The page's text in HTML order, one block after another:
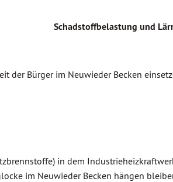
Schadstoffbelastung und
der Bürger im Neuwieder Becken
in dem
im Neuwieder Becken hängen